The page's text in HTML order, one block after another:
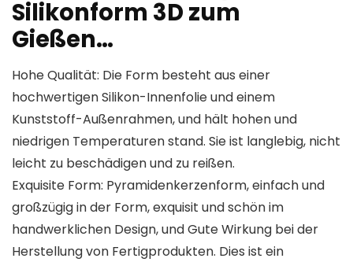
Silikonform 3D zum
Gießen…
Hohe Qualität: Die Form besteht aus einer
hochwertigen Silikon-Innenfolie und einem
Kunststoff-Außenrahmen, und hält hohen und
niedrigen Temperaturen stand. Sie ist langlebig, nicht
leicht zu beschädigen und zu reißen.
Exquisite Form: Pyramidenkerzenform, einfach und
großzügig in der Form, exquisit und schön im
handwerklichen Design, und Gute Wirkung bei der
Herstellung von Fertigprodukten. Dies ist ein